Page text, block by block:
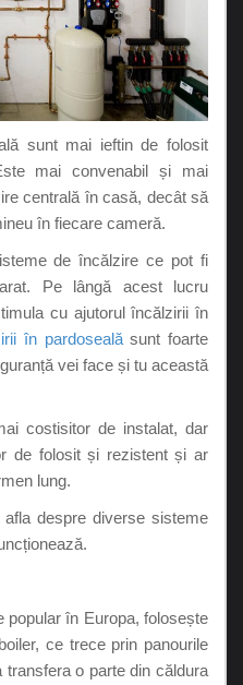
sunt mai ieftin de folosit
mai convenabil și mai
centrală în casă, decât să
în fiecare cameră.
de încălzire ce pot fi
Pe lângă acest lucru
cu ajutorul încălzirii în
în pardosealăsunt foarte
vei face și tu această
costisitor de instalat, dar
de folosit și rezistent și ar
lung.
despre diverse sisteme
în Europa, folosește
ce trece prin panourile
o parte din căldura